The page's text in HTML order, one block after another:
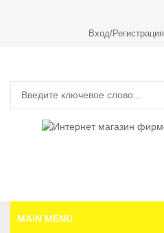
Вход/Регистрация
MAIN MENU